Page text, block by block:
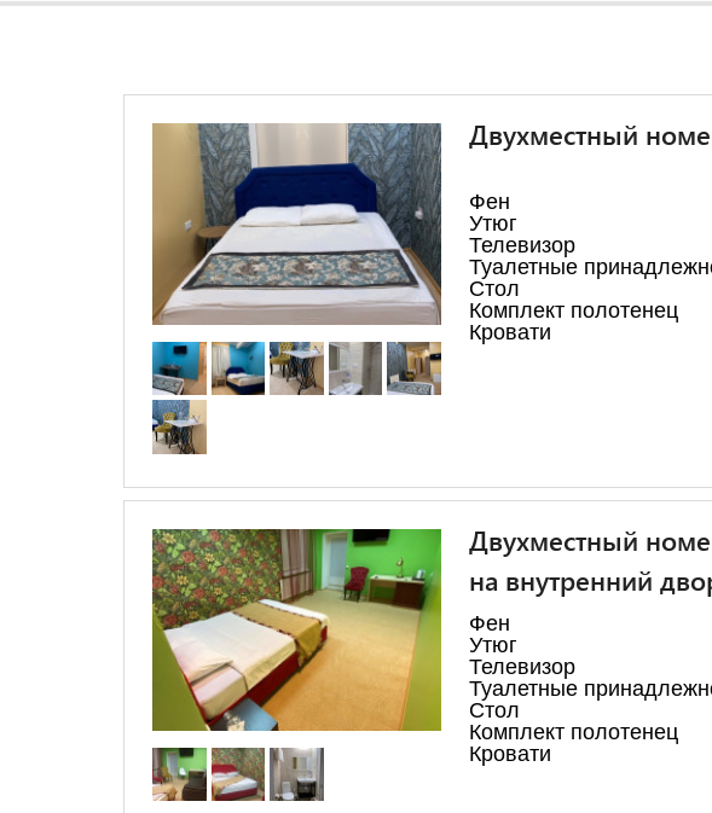
Двухместный
Фен
Утюг
Телевизор
Туалетные
Стол
Комплект полотенец
Кровати
Двухместный
на внутренний
Фен
Утюг
Телевизор
Туалетные
Стол
Комплект полотенец
Кровати